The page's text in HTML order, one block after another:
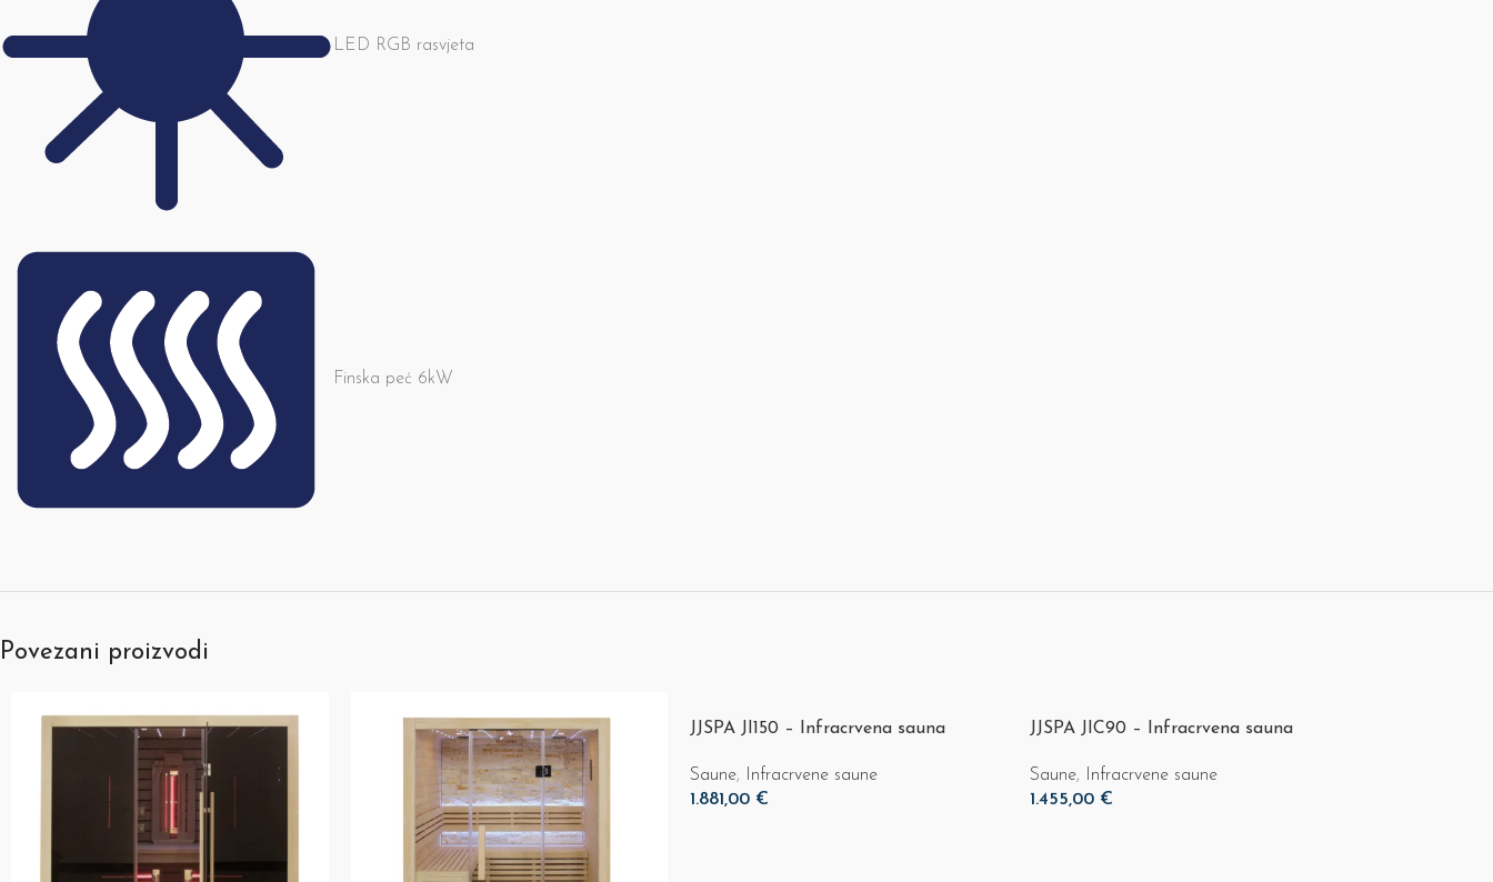
LED RGB rasvjeta
Finska peć 6kW
Povezani proizvodi
JJSPA JI150 – Infracrvena sauna
Saune,
Infracrvene saune
1.881,00 €
JJSPA JIC90 – Infracrvena sauna
Saune,
Infracrvene saune
1.455,00 €